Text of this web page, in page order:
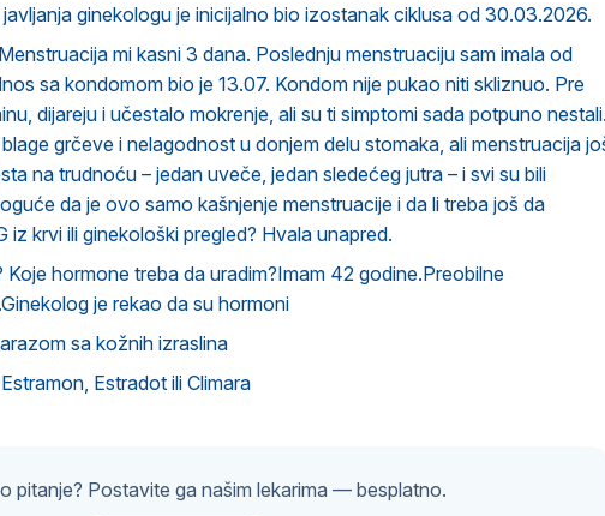
ginekologu je inicijalno bio izostanak ciklusa od 30.03.2026.
mi kasni 3 dana. Poslednju menstruaciju sam imala od
sa kondomom bio je 13.07. Kondom nije pukao niti skliznuo. Pre
dijareju i učestalo mokrenje, ali su ti simptomi sada potpuno nestali.
grčeve i nelagodnost u donjem delu stomaka, ali menstruacija
na trudnoću – jedan uveče, jedan sledećeg jutra – i svi su bili
da je ovo samo kašnjenje menstruacije i da li treba još da
iz krvi ili ginekološki pregled? Hvala unapred.
hormone treba da uradim?Imam 42 godine.Preobilne
je rekao da su hormoni
sa kožnih izraslina
Estradot ili Climara
pitanje? Postavite ga našim lekarima — besplatno.